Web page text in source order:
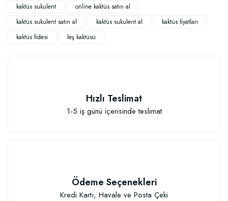
Özel Karışım Kaktüs Sukkulent Toprağı (2 litre)
Sepete Ekle
kaktüs sukulent
online kaktüs satın al
kaktüs sukulent satın al
kaktüs sukulent al
kaktüs fiyatları
kaktüs fidesi
leş kaktüsü
Hızlı Teslimat
1-5 iş günü içerisinde teslimat
Ödeme Seçenekleri
Kredi Kartı, Havale ve Posta Çeki